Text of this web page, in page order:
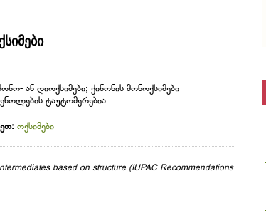
ან დიოქსიმები; ქინონის მონოქსიმები
ტაუტომერებია.
ოქსიმები
based on structure (IUPAC Recommendations